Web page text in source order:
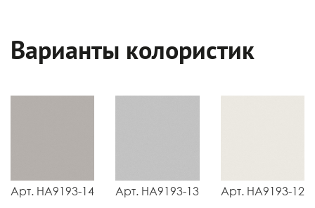
Варианты колористик
Арт. НА9193-14 Арт. НА9193-13 Арт. НА9193-12